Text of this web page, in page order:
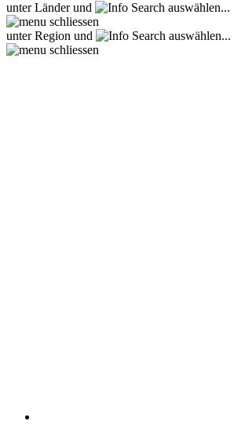
unter Länder und auswählen...
unter Region und auswählen...